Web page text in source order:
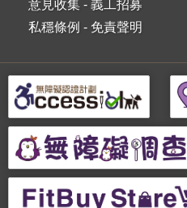
意見收集 -義工招募
私穩條例 - 免責聲明